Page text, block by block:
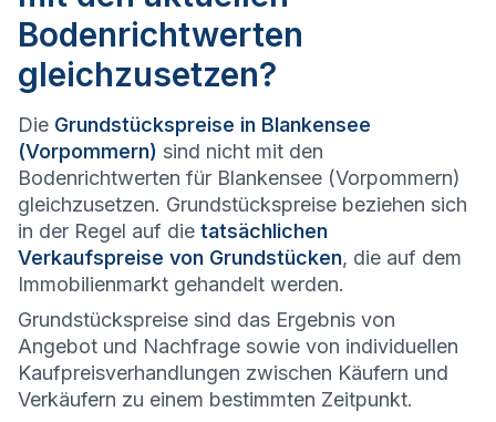
Bodenrichtwerten
gleichzusetzen?
Die Grundstückspreise in Blankensee
(Vorpommern) sind nicht mit den
Bodenrichtwerten für Blankensee (Vorpommern)
gleichzusetzen. Grundstückspreise beziehen sich
in der Regel auf die tatsächlichen
Verkaufspreise von Grundstücken, die auf dem
Immobilienmarkt gehandelt werden.
Grundstückspreise sind das Ergebnis von
Angebot und Nachfrage sowie von individuellen
Kaufpreisverhandlungen zwischen Käufern und
Verkäufern zu einem bestimmten Zeitpunkt.